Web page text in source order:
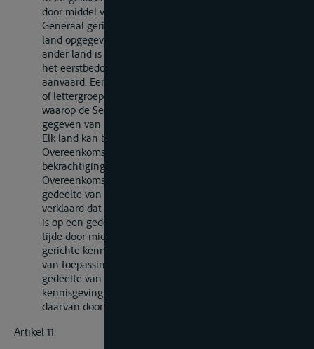
door middel van een nieuwe aan de Secretaris-
Generaal gerichte kennisgeving. Indien de door een
land opgegeven letter of lettergroep reeds door een
ander land is opgegeven, deelt de Secretaris-Generaal
het eerstbedoelde land mede dat deze niet kan worden
aanvaard. Een wijziging van een eerder gekozen letter
of lettergroep wordt drie maanden na het tijdstip
waarop de Secretaris-Generaal daarvan kennis is
gegeven van kracht.
Elk land kan bij het ondertekenen van deze
Overeenkomst of bij het nederleggen van zijn akte van
bekrachtiging of van toetreding verklaren dat deze
Overeenkomst slechts van toepassing zal zijn op een
gedeelte van zijn grondgebied. Elk land dat heeft
verklaard dat de Overeenkomst slechts van toepassing
is op een gedeelte van zijn grondgebied kan te allen
tijde door middel van een aan de Secretaris-Generaal
gerichte kennisgeving verklaren dat de Overeenkomst
van toepassing zal zijn voor het geheel of voor een
gedeelte van het overige grondgebied; deze
kennisgeving wordt twaalf maanden na ontvangst
daarvan door de Secretaris-Generaal van kracht
Artikel 11